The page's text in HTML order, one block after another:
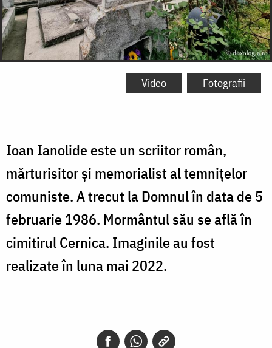
Video Fotografii
Ioan Ianolide este un scriitor român,
mărturisitor și memorialist al temnițelor
comuniste. A trecut la Domnul în data de 5
februarie 1986. Mormântul său se află în
cimitirul Cernica. Imaginile au fost
realizate în luna mai 2022.